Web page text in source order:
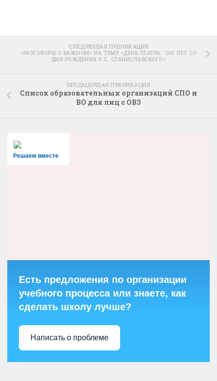
СЛЕДУЮЩАЯ ПУБЛИКАЦИЯ
«РАЗГОВОРЫ О ВАЖНОМ» НА ТЕМУ «ДЕНЬ ТЕАТРА. 160 ЛЕТ СО
ДНЯ РОЖДЕНИЯ К.С. СТАНИСЛАВСКОГО»
ПРЕДЫДУЩАЯ ПУБЛИКАЦИЯ
Список образовательных организаций СПО и
ВО для лиц с ОВЗ
Решаем вместе
Есть предложения по организации
учебного процесса или знаете, как
сделать школу лучше?
Написать о проблеме